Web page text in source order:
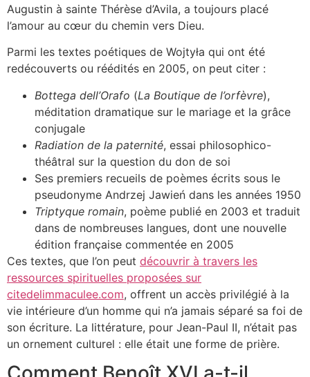
Augustin à sainte Thérèse d’Avila, a toujours placé
l’amour au cœur du chemin vers Dieu.
Parmi les textes poétiques de Wojtyła qui ont été
redécouverts ou réédités en 2005, on peut citer :
Bottega dell’Orafo (La Boutique de l’orfèvre),
méditation dramatique sur le mariage et la grâce
conjugale
Radiation de la paternité, essai philosophico-
théâtral sur la question du don de soi
Ses premiers recueils de poèmes écrits sous le
pseudonyme Andrzej Jawień dans les années 1950
Triptyque romain, poème publié en 2003 et traduit
dans de nombreuses langues, dont une nouvelle
édition française commentée en 2005
Ces textes, que l’on peut découvrir à travers les
ressources spirituelles proposées sur
citedelimmaculee.com, offrent un accès privilégié à la
vie intérieure d’un homme qui n’a jamais séparé sa foi de
son écriture. La littérature, pour Jean-Paul II, n’était pas
un ornement culturel : elle était une forme de prière.